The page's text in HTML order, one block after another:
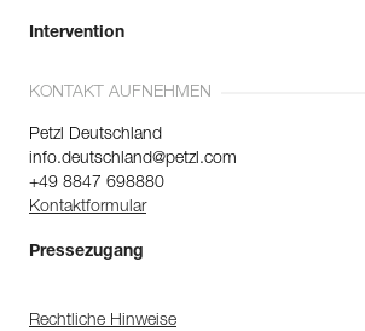
Intervention
KONTAKT AUFNEHMEN
Petzl Deutschland
info.deutschland@petzl.com
+49 8847 698880
Kontaktformular
Pressezugang
Rechtliche Hinweise